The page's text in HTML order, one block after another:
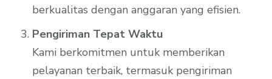
berkualitas dengan anggaran yang efisien.
Pengiriman Tepat Waktu
Kami berkomitmen untuk memberikan
pelayanan terbaik, termasuk pengiriman